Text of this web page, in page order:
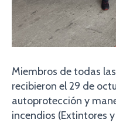
Miembros de todas
recibieron el 29 de
autoprotección y
incendios (Extintores